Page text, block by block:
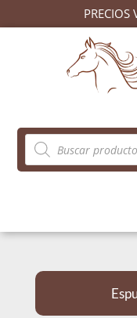
PRECIOS
Búsqueda
de
productos